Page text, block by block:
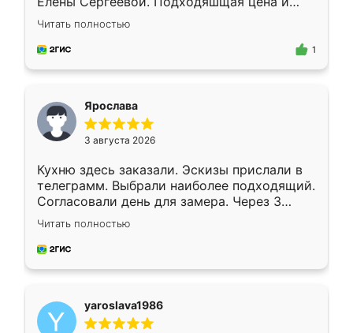
короткие сроки изготовления. Приехавший
для замера сотрудник Владислав
предложил по моему эскизу самый
Читать полностью
1
Ярослава
3 августа 2026
Кухню здесь заказали. Эскизы прислали в
телеграмм. Выбрали наиболее подходящий.
Согласовали день для замера. Через 3
недели кухня была уже готова. Остались
довольны работой. Спасибо Ренессанс
мебель за качественную работу!
Читать полностью
yaroslava1986